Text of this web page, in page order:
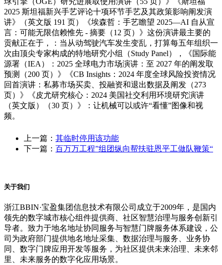
2025 斯坦福新兴手艺评论十项环节手艺及其政策影响阐发演
讲》（英文版 191 页）《埃森哲：手艺瞻望 2025—AI 自从宣
言：可能无限信赖惟先 - 摘要（12 页）》这份演讲最主要的
贡献正在于，：当从动驾驶汽车发生变乱，打算每五年组织一
次由顶尖专家构成的特地研究小组（Study Panel），《国际能
源署（IEA）：2025 全球电力市场演讲：至 2027 年的阐发取
预测（200 页）》《CB Insights：2024 年度全球风险投资情况
回首演讲：私募市场买卖、投融资和退出数据及阐发（273
页）》《皮尤研究核心：2024 美国社交利用环境研究演讲
（英文版）（30 页）》：让机械可以或许“看懂”图像和视
频。
上一篇： 其临时停用该功能
下一篇： 百万万工程”组团纵向帮扶驻恩平工做队鞭策“
关于我们
浙江BBIN·宝盈集团信息技术有限公司成立于2009年，是国内
领先的数字城市核心组件提供商、社区智慧治理与服务创新引
导者。致力于地名地址协同服务与智慧门牌服务体系建设，公
司为政府部门提供地名地址采集、数据治理与服务、业务协
同、数字门牌应用开发等服务，为社区提供未来治理、未来邻
里、未来服务的数字化应用场景。